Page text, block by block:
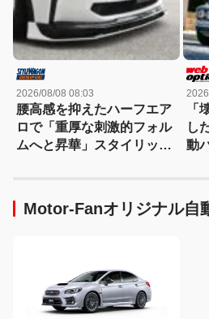
2026/08/08 08:03
腰高感を抑えたハーフエア
ロで「重厚な刺激的フォル
ムへと昇華」スタイリッシ
「
し
動
Motor-Fanオリジナル自